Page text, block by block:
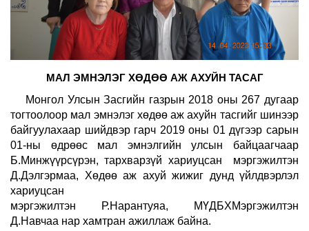
МАЛ ЭМНЭЛЭГ ХӨДӨӨ АЖ АХУЙН ТАСАГ
Монгол Улсын Засгийн газрын 2018 оны 267 дугаар
тогтоолоор мал эмнэлэг хөдөө аж ахуйн тасгийг шинээр
байгуулахаар шийдвэр гарч 2019 оны 01 дүгээр сарын
01-ны өдрөөс мал эмнэлгийн улсын байцаагчаар
Б.Минжүүрсүрэн, тархварзүй хариуцсан мэргэжилтэн
Д.Дэлгэрмаа, Хөдөө аж ахуй жижиг дунд үйлдвэрлэл
хариуцсан
мэргэжилтэн Р.Нарантуяа,
МҮДБХМэргэжилтэн
Д.Навчаа нар хамтран ажиллаж байна.